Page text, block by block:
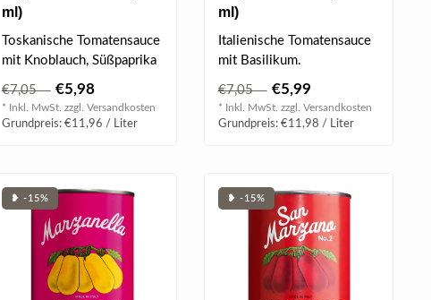
ml)
Toskanische Tomatensauce
mit Knoblauch, Süßpaprika
€7,05 €5,98
* Inkl. MwSt. zzgl. Versandkosten
Grundpreis: €11,96 / Liter
ml)
Italienische Tomatensauce
mit Basilikum.
€7,05 €5,99
* Inkl. MwSt. zzgl. Versandkosten
Grundpreis: €11,98 / Liter
❥ -15% ❥ -15%